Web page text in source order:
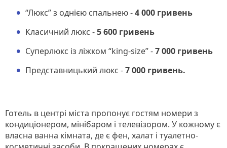
“Люкс” з однією спальнею -4 000 гривень
Класичний люкс -5 600 гривень
Суперлюкс із ліжком “king-size” -7 000 гривень
Представницький люкс -7 000 гривень.
Готель в центрі міста пропонує гостям номери з
кондиціонером, мінібаром і телевізором. У кожному є
власна ванна кімната, де є фен, халат і туалетно-